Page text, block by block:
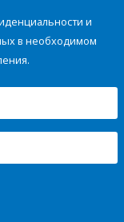
и
в необходимом